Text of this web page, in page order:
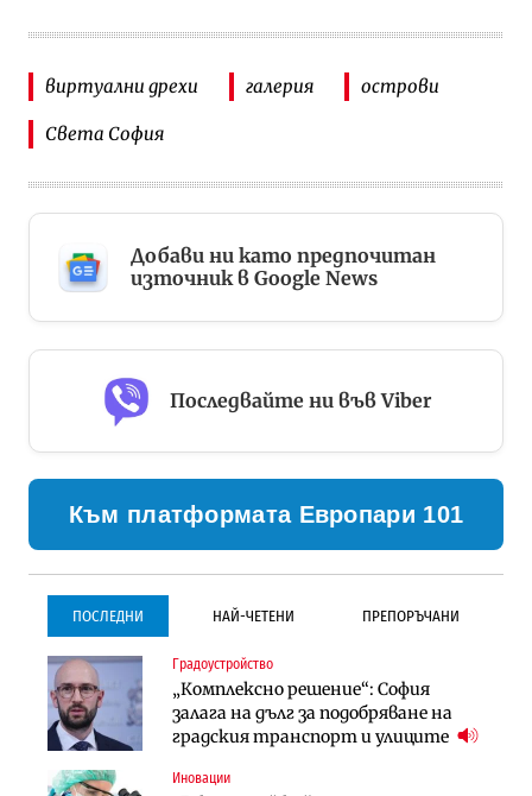
виртуални дрехи галерия острови
Света София
Добави ни като предпочитан
източник в Google News
Последвайте ни във Viber
Към платформата Европари 101
ПОСЛЕДНИ НАЙ-ЧЕТЕНИ ПРЕПОРЪЧАНИ
Градоустройство
„Комплексно решение“: София
залага на дълг за подобряване на
градския транспорт и улиците
Иновации
Градоустройство
Столична община избра
изпълнител за преместването на
трамвайното трасе по бул.
Инфраструктура
Проектирането на тунела под
Петрохан ще върви паралелно с
екологичните оценки
Компании